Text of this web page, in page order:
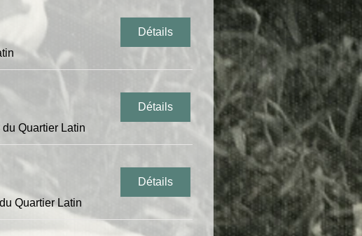
Détails
Quartier Latin
Détails
Quartier Latin
Détails